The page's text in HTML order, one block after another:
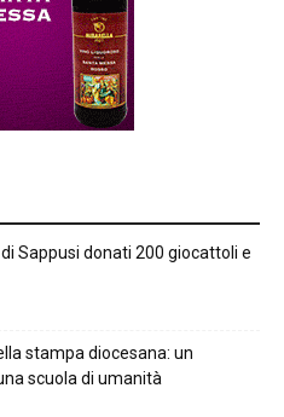
Sappusi donati 200 giocattoli e
stampa diocesana: un
scuola di umanità